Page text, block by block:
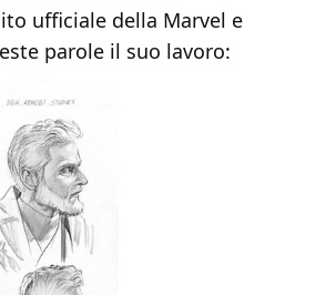
ufficiale della Marvel e
parole il suo lavoro: